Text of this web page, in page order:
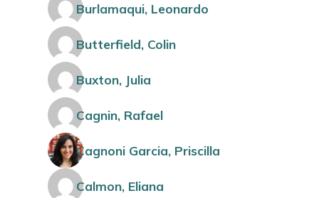
Burlamaqui, Leonardo
Butterfield, Colin
Buxton, Julia
Cagnin, Rafael
Cagnoni Garcia, Priscilla
Calmon, Eliana